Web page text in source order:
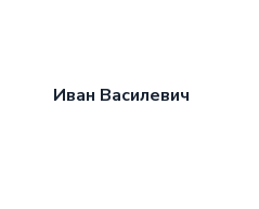
Иван Василевич